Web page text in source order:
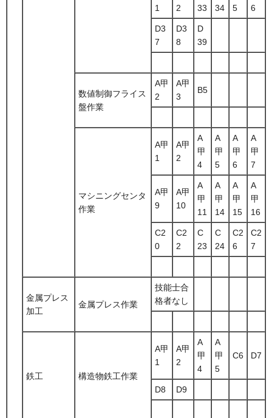
1
2
33
34
5
6
D3
7
D3
8
D
39
数値制御フライス
盤作業
A甲
2
A甲
3
B5
マシニングセンタ
作業
A甲
1
A甲
2
A
甲
4
A
甲
5
A
甲
6
A
甲
7
A甲
9
A甲
10
A
甲
11
A
甲
14
A
甲
15
A
甲
16
C2
0
C2
2
C
23
C
24
C2
6
C2
7
金属プレス
加工
金属プレス作業
技能士合
格者なし
鉄工 構造物鉄工作業
A甲
1
A甲
2
A
甲
4
A
甲
5
C6 D7
D8 D9